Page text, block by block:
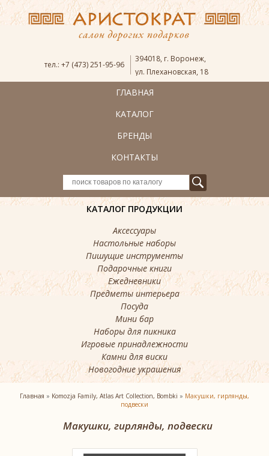
тел.: +7 (473) 251-95-96
394018, г. Воронеж,
ул. Плехановская, 18
ГЛАВНАЯ
КАТАЛОГ
БРЕНДЫ
КОНТАКТЫ
КАТАЛОГ ПРОДУКЦИИ
Аксессуары
Настольные наборы
Пишущие инструменты
Подарочные книги
Ежедневники
Предметы интерьера
Посуда
Мини бар
Наборы для пикника
Игровые принадлежности
Камни для виски
Новогодние украшения
Главная » Komozja Family, Atlas Art Collection, Bombki » Макушки, гирлянды,
подвески
Макушки, гирлянды, подвески